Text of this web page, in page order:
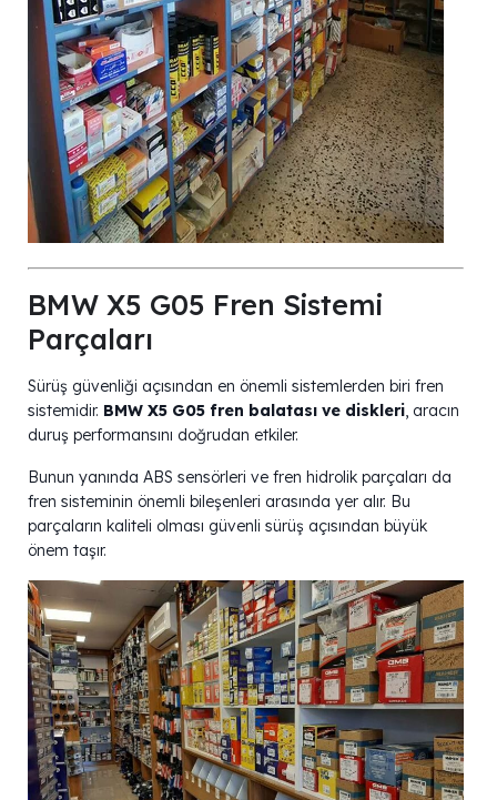
BMW X5 G05 Fren Sistemi
Parçaları
Sürüş güvenliği açısından en önemli sistemlerden biri fren
sistemidir.
BMW X5 G05 fren balatası ve diskleri, aracın
duruş performansını doğrudan etkiler.
Bunun yanında ABS sensörleri ve fren hidrolik parçaları da
fren sisteminin önemli bileşenleri arasında yer alır. Bu
parçaların kaliteli olması güvenli sürüş açısından büyük
önem taşır.